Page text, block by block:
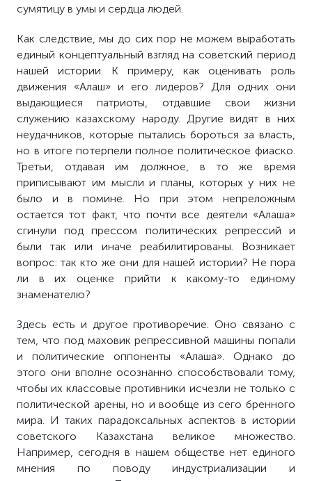
сумятицу в умы и сердца людей.
Как следствие, мы до сих пор не можем выработать
единый концептуальный взгляд на советский период
нашей истории. К примеру, как оценивать роль
движения «Алаш» и его лидеров? Для одних они
выдающиеся патриоты, отдавшие свои жизни
служению казахскому народу. Другие видят в них
неудачников, которые пытались бороться за власть,
но в итоге потерпели полное политическое фиаско.
Третьи, отдавая им должное, в то же время
приписывают им мысли и планы, которых у них не
было и в помине. Но при этом непреложным
остается тот факт, что почти все деятели «Алаша»
сгинули под прессом политических репрессий и
были так или иначе реабилитированы. Возникает
вопрос: так кто же они для нашей истории? Не пора
ли в их оценке прийти к какому-то единому
знаменателю?
Здесь есть и другое противоречие. Оно связано с
тем, что под маховик репрессивной машины попали
и политические оппоненты «Алаша». Однако до
этого они вполне осознанно способствовали тому,
чтобы их классовые противники исчезли не только с
политической арены, но и вообще из сего бренного
мира. И таких парадоксальных аспектов в истории
советского Казахстана великое множество.
Например, сегодня в нашем обществе нет единого
мнения по поводу индустриализации и